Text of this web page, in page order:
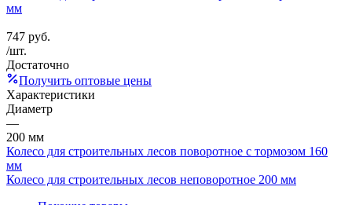
747 руб.
/шт.
Достаточно
Получить оптовые цены
Характеристики
Диаметр
—
200 мм
Колесо для строительных лесов поворотное с тормозом 160
мм
Колесо для строительных лесов неповоротное 200 мм